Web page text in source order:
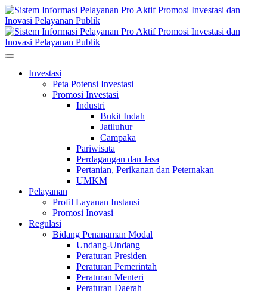
Investasi
Peta Potensi Investasi
Promosi Investasi
Industri
Bukit Indah
Jatiluhur
Campaka
Pariwisata
Perdagangan dan Jasa
Pertanian, Perikanan dan Peternakan
UMKM
Pelayanan
Profil Layanan Instansi
Promosi Inovasi
Regulasi
Bidang Penanaman Modal
Undang-Undang
Peraturan Presiden
Peraturan Pemerintah
Peraturan Menteri
Peraturan Daerah